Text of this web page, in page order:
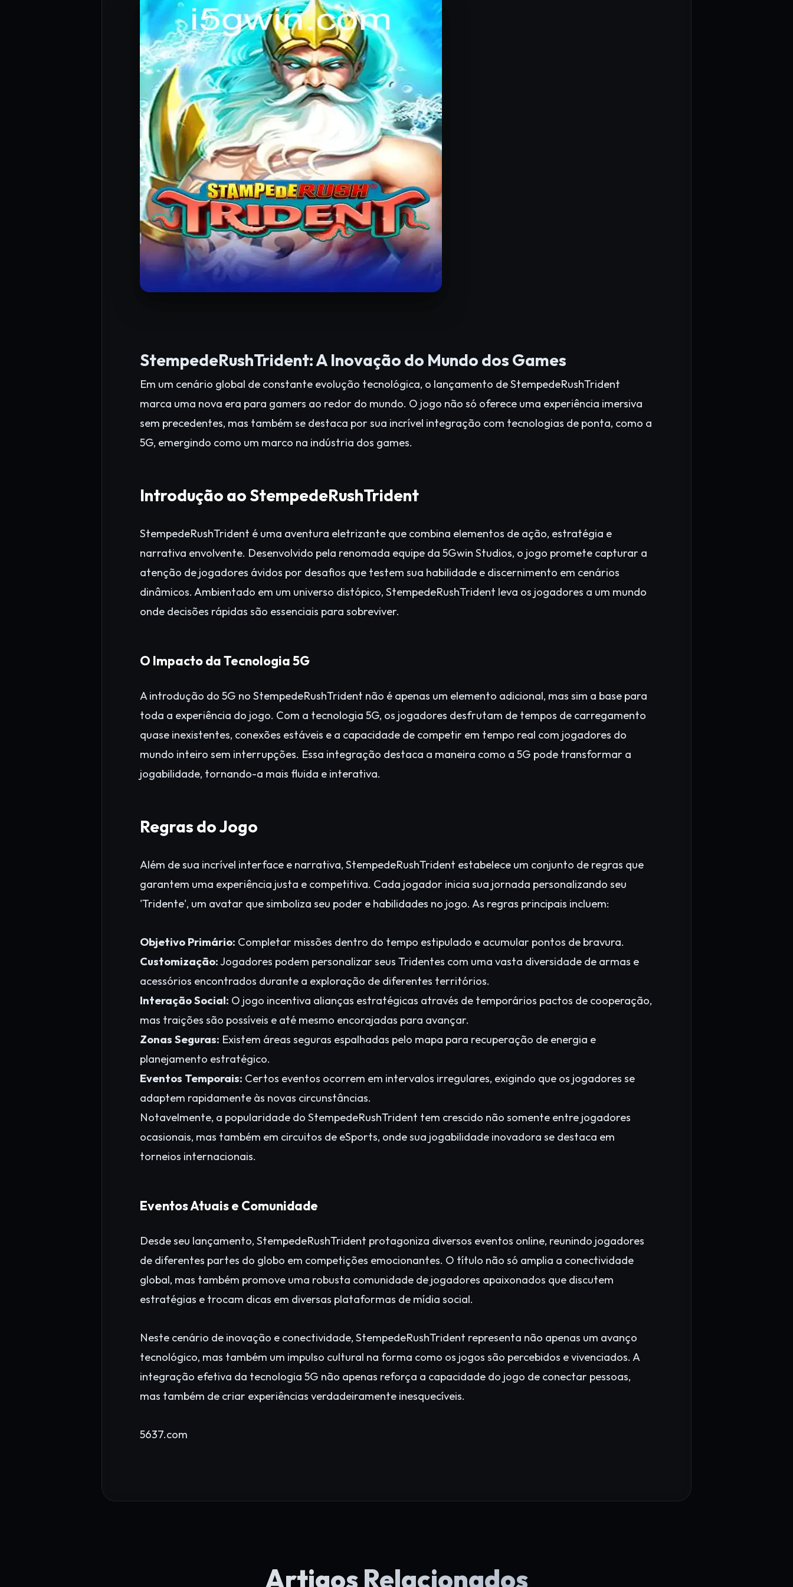
StempedeRushTrident: A Inovação do Mundo dos Games
Em um cenário global de constante evolução tecnológica, o lançamento de StempedeRushTrident
marca uma nova era para gamers ao redor do mundo. O jogo não só oferece uma experiência imersiva
sem precedentes, mas também se destaca por sua incrível integração com tecnologias de ponta, como a
5G, emergindo como um marco na indústria dos games.
Introdução ao StempedeRushTrident
StempedeRushTrident é uma aventura eletrizante que combina elementos de ação, estratégia e
narrativa envolvente. Desenvolvido pela renomada equipe da 5Gwin Studios, o jogo promete capturar a
atenção de jogadores ávidos por desafios que testem sua habilidade e discernimento em cenários
dinâmicos. Ambientado em um universo distópico, StempedeRushTrident leva os jogadores a um mundo
onde decisões rápidas são essenciais para sobreviver.
O Impacto da Tecnologia 5G
A introdução do 5G no StempedeRushTrident não é apenas um elemento adicional, mas sim a base para
toda a experiência do jogo. Com a tecnologia 5G, os jogadores desfrutam de tempos de carregamento
quase inexistentes, conexões estáveis e a capacidade de competir em tempo real com jogadores do
mundo inteiro sem interrupções. Essa integração destaca a maneira como a 5G pode transformar a
jogabilidade, tornando-a mais fluida e interativa.
Regras do Jogo
Além de sua incrível interface e narrativa, StempedeRushTrident estabelece um conjunto de regras que
garantem uma experiência justa e competitiva. Cada jogador inicia sua jornada personalizando seu
'Tridente', um avatar que simboliza seu poder e habilidades no jogo. As regras principais incluem:
Objetivo Primário: Completar missões dentro do tempo estipulado e acumular pontos de bravura.
Customização:Jogadores podem personalizar seus Tridentes com uma vasta diversidade de armas e
acessórios encontrados durante a exploração de diferentes territórios.
Interação Social: O jogo incentiva alianças estratégicas através de temporários pactos de cooperação,
mas traições são possíveis e até mesmo encorajadas para avançar.
Zonas Seguras: Existem áreas seguras espalhadas pelo mapa para recuperação de energia e
planejamento estratégico.
Eventos Temporais: Certos eventos ocorrem em intervalos irregulares, exigindo que os jogadores se
adaptem rapidamente às novas circunstâncias.
Notavelmente, a popularidade do StempedeRushTrident tem crescido não somente entre jogadores
ocasionais, mas também em circuitos de eSports, onde sua jogabilidade inovadora se destaca em
torneios internacionais.
Eventos Atuais e Comunidade
Desde seu lançamento, StempedeRushTrident protagoniza diversos eventos online, reunindo jogadores
de diferentes partes do globo em competições emocionantes. O título não só amplia a conectividade
global, mas também promove uma robusta comunidade de jogadores apaixonados que discutem
estratégias e trocam dicas em diversas plataformas de mídia social.
Neste cenário de inovação e conectividade, StempedeRushTrident representa não apenas um avanço
tecnológico, mas também um impulso cultural na forma como os jogos são percebidos e vivenciados. A
integração efetiva da tecnologia 5G não apenas reforça a capacidade do jogo de conectar pessoas,
mas também de criar experiências verdadeiramente inesquecíveis.
5637.com
Artigos Relacionados